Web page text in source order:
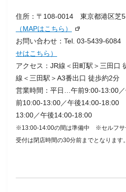
住所：〒108-0014 東京都港区芝
（MAPはこちら）
お問い合わせ：Tel. 03-5439-6084
せはこちら）
アクセス：JR線＜田町駅＞三田
線＜三田駅＞A3番出口 徒歩約2分
営業時間：平日…午前9:00-13:00
前10:00-13:00／午後14:00-
13:00／午後14:00-18:00
※13:00-14:00の間は準備中 ※セルフサ
受付は閉店時間の30分前までとなります。